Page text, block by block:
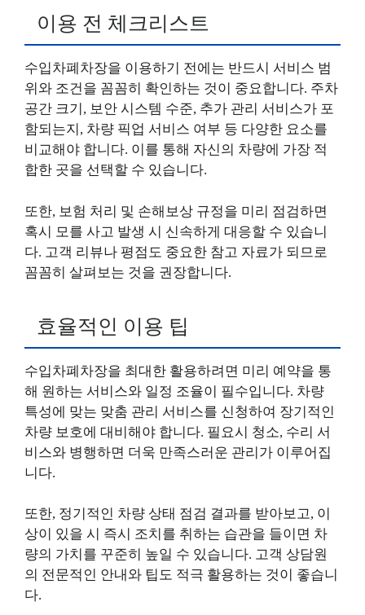
이용 전 체크리스트
수입차폐차장을 이용하기 전에는 반드시 서비스 범
위와 조건을 꼼꼼히 확인하는 것이 중요합니다. 주차
공간 크기, 보안 시스템 수준, 추가 관리 서비스가 포
함되는지, 차량 픽업 서비스 여부 등 다양한 요소를
비교해야 합니다. 이를 통해 자신의 차량에 가장 적
합한 곳을 선택할 수 있습니다.
또한, 보험 처리 및 손해보상 규정을 미리 점검하면
혹시 모를 사고 발생 시 신속하게 대응할 수 있습니
다. 고객 리뷰나 평점도 중요한 참고 자료가 되므로
꼼꼼히 살펴보는 것을 권장합니다.
효율적인 이용 팁
수입차폐차장을 최대한 활용하려면 미리 예약을 통
해 원하는 서비스와 일정 조율이 필수입니다. 차량
특성에 맞는 맞춤 관리 서비스를 신청하여 장기적인
차량 보호에 대비해야 합니다. 필요시 청소, 수리 서
비스와 병행하면 더욱 만족스러운 관리가 이루어집
니다.
또한, 정기적인 차량 상태 점검 결과를 받아보고, 이
상이 있을 시 즉시 조치를 취하는 습관을 들이면 차
량의 가치를 꾸준히 높일 수 있습니다. 고객 상담원
의 전문적인 안내와 팁도 적극 활용하는 것이 좋습니
다.